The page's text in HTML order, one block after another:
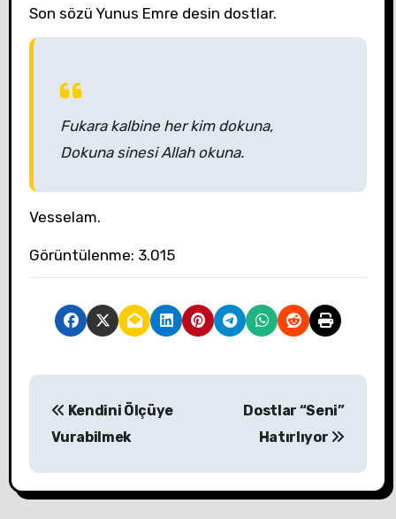
Son sözü Yunus Emre desin dostlar.
Fukara kalbine her kim dokuna,
Dokuna sinesi Allah okuna.
Vesselam.
Görüntülenme: 3.015
Y
z
ı
Kendini Ölçüye
Vurabilmek
Dostlar “Seni”
Hatırlıyor